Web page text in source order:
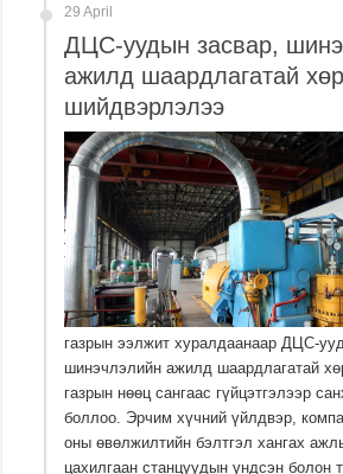
29 April
ДЦС-уудын засвар,
ажилд шаардлагатай
шийдвэрлэлээ
газрын ээлжит хуралдаанаар ДЦС-
шинэчлэлийн ажилд шаардлагатай
газрын нөөц сангаас гүйцэтгэлээр
боллоо. Эрчим хүчний үйлдвэр,
оны өвөлжилтийн бэлтгэл хангах
цахилгаан станцуудын үндсэн болон